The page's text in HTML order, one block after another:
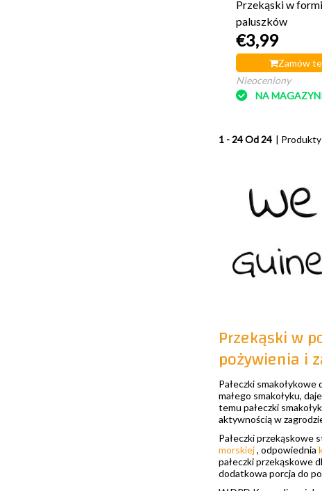
Przekąski w
paluszków
€3,99
Zamów
Nieoceniony
NA
1 - 24 Od 24 | Produkty
Przekąski w
pożywienia i
Pałeczki
małego smakołyku,
temu pałeczki
aktywnością w
Pałeczki przekąskowe
morskiej, odpowiednia
pałeczki przekąskowe
dodatkowa porcja do